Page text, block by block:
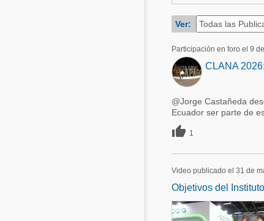
Lechería
Balanceados - Piensos
Porcicultura
Ganadería
Lechería
Ver:
Participación en foro el 9
CLANA
@Jorge Castañeda
Ecuador ser parte de
 1
Video publicado el 31 de
Objetivos del